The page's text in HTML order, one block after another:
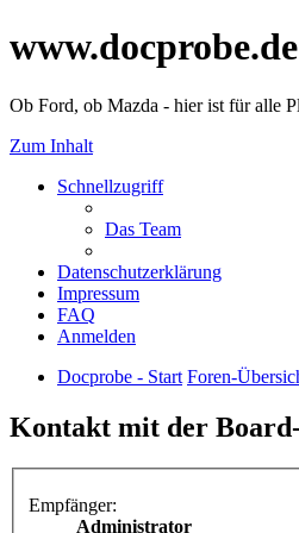
www.docprobe.de
Ob Ford, ob Mazda - hier ist für alle
Zum Inhalt
Schnellzugriff
Das Team
Datenschutzerklärung
Impressum
FAQ
Anmelden
Docprobe - Start Foren-
Kontakt mit der
Empfänger:
Administrator